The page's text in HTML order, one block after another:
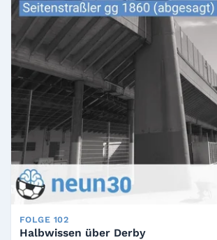
FOLGE 102
Halbwissen über Derby